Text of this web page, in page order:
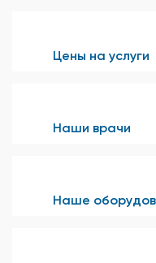
Цены на услуги
Наши врачи
Наше